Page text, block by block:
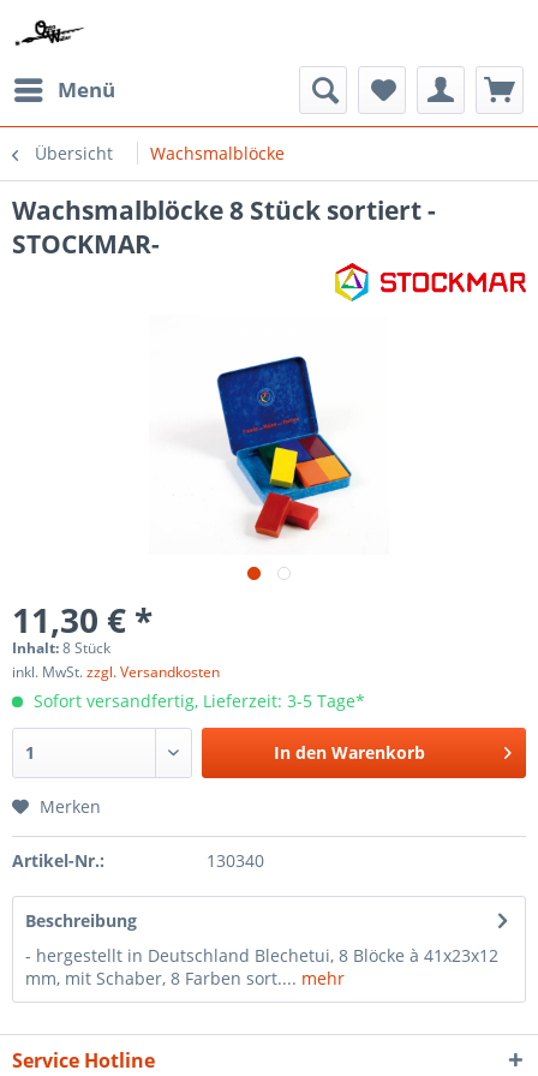
Menü
Übersicht Wachsmalblöcke
Wachsmalblöcke 8 Stück sortiert -
STOCKMAR-
11,30 € *
Inhalt:8 Stück
inkl. MwSt.zzgl. Versandkosten
Sofort versandfertig, Lieferzeit: 3-5 Tage*
In den Warenkorb
Merken
Artikel-Nr.: 130340
Beschreibung
- hergestellt in Deutschland Blechetui, 8 Blöcke à 41x23x12
mm, mit Schaber, 8 Farben sort.... mehr
Service Hotline